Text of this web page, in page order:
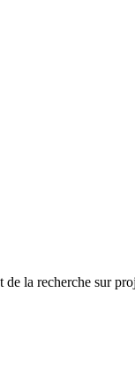
de la recherche sur